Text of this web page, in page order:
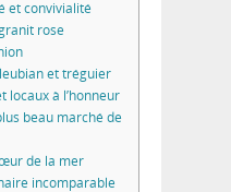
et convivialité
rose
et tréguier
à l’honneur
beau marché de
de la mer
incomparable